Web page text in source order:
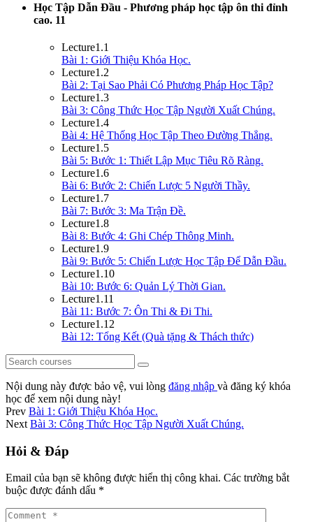
Học Tập Dẫn Đầu - Phương pháp học tập ôn thi đỉnh
cao. 11
Lecture1.1
Bài 1: Giới Thiệu Khóa Học.
Lecture1.2
Bài 2: Tại Sao Phải Có Phương Pháp Học Tập?
Lecture1.3
Bài 3: Công Thức Học Tập Người Xuất Chúng.
Lecture1.4
Bài 4: Hệ Thống Học Tập Theo Đường Thẳng.
Lecture1.5
Bài 5: Bước 1: Thiết Lập Mục Tiêu Rõ Ràng.
Lecture1.6
Bài 6: Bước 2: Chiến Lược 5 Người Thầy.
Lecture1.7
Bài 7: Bước 3: Ma Trận Đề.
Lecture1.8
Bài 8: Bước 4: Ghi Chép Thông Minh.
Lecture1.9
Bài 9: Bước 5: Chiến Lược Học Tập Để Dẫn Đầu.
Lecture1.10
Bài 10: Bước 6: Quản Lý Thời Gian.
Lecture1.11
Bài 11: Bước 7: Ôn Thi & Đi Thi.
Lecture1.12
Bài 12: Tổng Kết (Quà tặng & Thách thức)
Nội dung này được bảo vệ, vui lòng đăng nhập và đăng ký khóa
học để xem nội dung này!
Prev Bài 1: Giới Thiệu Khóa Học.
Next Bài 3: Công Thức Học Tập Người Xuất Chúng.
Hỏi & Đáp
Email của bạn sẽ không được hiển thị công khai. Các trường bắt
buộc được đánh dấu *